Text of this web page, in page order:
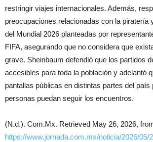
restringir viajes internacionales. Además,
preocupaciones relacionadas con la piratería
del Mundial 2026 planteadas por
FIFA, asegurando que no considera que
grave. Sheinbaum defendió que los partidos
accesibles para toda la población y adelantó
pantallas públicas en distintas partes del país
personas puedan seguir los encuentros.
(N.d.). Com.Mx. Retrieved May 26, 2026,
https://www.jornada.com.mx/noticia/2026/05/